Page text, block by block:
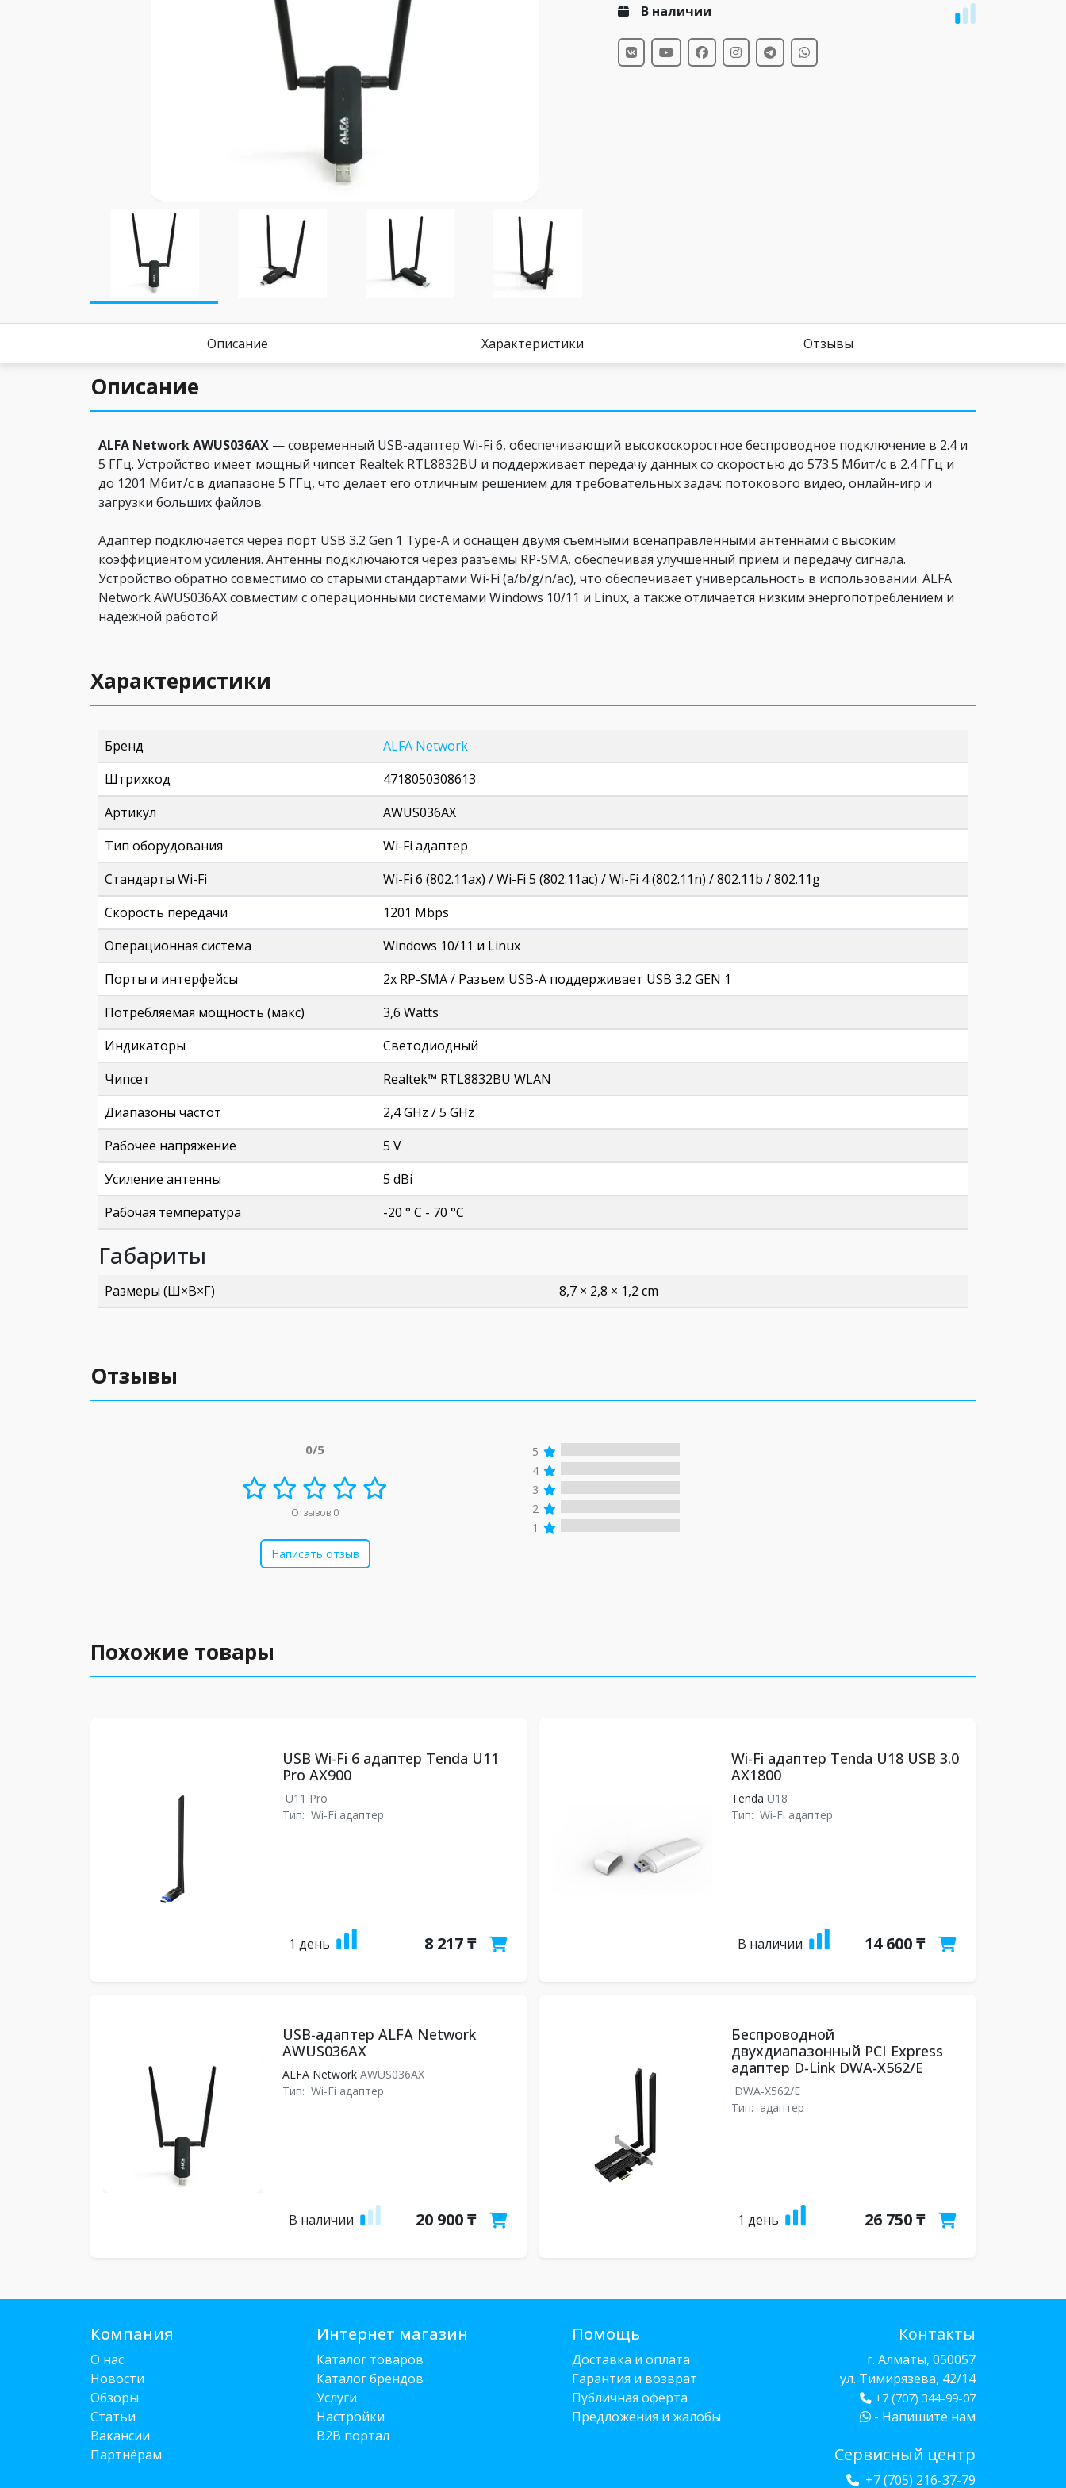
В наличии
Описание Характеристики Отзывы
Описание
ALFA Network AWUS036AX — современный USB-адаптер Wi-Fi 6, обеспечивающий высокоскоростное беспроводное подключение в 2.4 и
5 ГГц. Устройство имеет мощный чипсет Realtek RTL8832BU и поддерживает передачу данных со скоростью до 573.5 Мбит/с в 2.4 ГГц и
до 1201 Мбит/с в диапазоне 5 ГГц, что делает его отличным решением для требовательных задач: потокового видео, онлайн-игр и
загрузки больших файлов.
Адаптер подключается через порт USB 3.2 Gen 1 Type-A и оснащён двумя съёмными всенаправленными антеннами с высоким
коэффициентом усиления. Антенны подключаются через разъёмы RP-SMA, обеспечивая улучшенный приём и передачу сигнала.
Устройство обратно совместимо со старыми стандартами Wi-Fi (a/b/g/n/ac), что обеспечивает универсальность в использовании. ALFA
Network AWUS036AX совместим с операционными системами Windows 10/11 и Linux, а также отличается низким энергопотреблением и
надёжной работой
Характеристики
Бренд
ALFA Network
Штрихкод
4718050308613
Артикул
AWUS036AX
Тип оборудования
Wi-Fi адаптер
Стандарты Wi-Fi
Wi-Fi 6 (802.11ax) / Wi-Fi 5 (802.11ac) / Wi-Fi 4 (802.11n) / 802.11b / 802.11g
Скорость передачи
1201 Mbps
Операционная система
Windows 10/11 и Linux
Порты и интерфейсы
2x RP-SMA / Разъем USB-A поддерживает USB 3.2 GEN 1
Потребляемая мощность (макс)
3,6 Watts
Индикаторы
Светодиодный
Чипсет
Realtek™ RTL8832BU WLAN
Диапазоны частот
2,4 GHz / 5 GHz
Рабочее напряжение
5 V
Усиление антенны
5 dBi
Рабочая температура
-20 ° С - 70 °C
Габариты
Размеры (Ш×В×Г) 8,7 × 2,8 × 1,2 cm
Отзывы
0/5
Отзывов 0
Написать отзыв
5
4
3
2
1
Похожие товары
USB Wi-Fi 6 адаптер Tenda U11
Pro AX900
U11 Pro
Тип: Wi-Fi адаптер
1 день 8 217 ₸
Wi-Fi адаптер Tenda U18 USB 3.0
AX1800
Tenda U18
Тип: Wi-Fi адаптер
В наличии 14 600 ₸
USB-адаптер ALFA Network
AWUS036AX
ALFA NetworkAWUS036AX
Тип: Wi-Fi адаптер
В наличии 20 900 ₸
Беспроводной
двухдиапазонный PCI Express
адаптер D-Link DWA-X562/E
DWA-X562/E
Тип: адаптер
1 день 26 750 ₸
Компания
О нас
Новости
Обзоры
Статьи
Вакансии
Партнёрам
Интернет магазин
Каталог товаров
Каталог брендов
Услуги
Настройки
B2B портал
Помощь
Доставка и оплата
Гарантия и возврат
Публичная оферта
Предложения и жалобы
Контакты
г. Алматы, 050057
ул. Тимирязева, 42/14
+7 (707) 344-99-07
- Напишите нам
Сервисный центр
+7 (705) 216-37-79